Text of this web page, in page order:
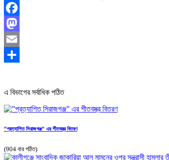
Facebook
Mastodon
Email
এ বিভাগের সর্বাধিক পঠিত
”প্রত্যাশিত সিরাজগঞ্জ” এর শীতবস্ত্র বিতরণ
(904 বার পঠিত)